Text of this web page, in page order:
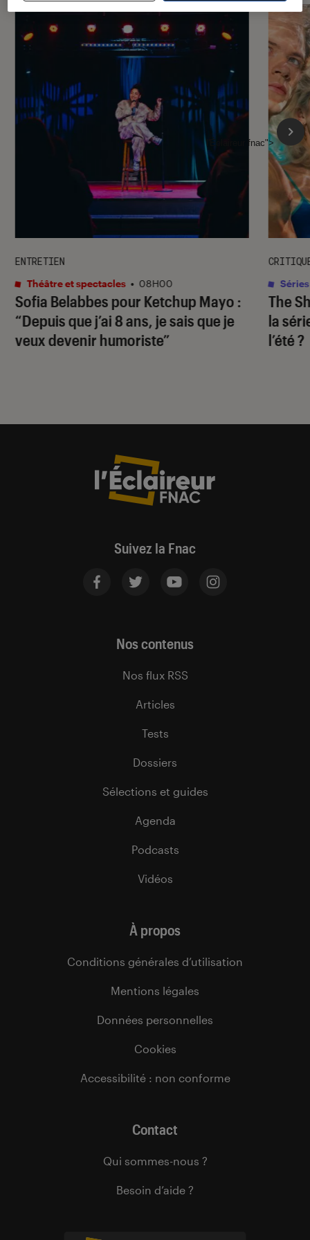
Sofia Belabbes pour Ketchup Mayo :
“Depuis que j’ai 8 ans, je sais que je
veux devenir humoriste”
ENTRETIEN
Théâtre et spectacles • 08H00
The
la
l’été ?
Séries
l'Éclaireur fnac">
Suivez la Fnac
Nos contenus
Nos flux RSS
Articles
Tests
Dossiers
Sélections et guides
Agenda
Podcasts
Vidéos
À propos
Conditions générales d’utilisation
Mentions légales
Données personnelles
Cookies
Accessibilité : non conforme
Contact
Qui sommes-nous ?
Besoin d’aide ?